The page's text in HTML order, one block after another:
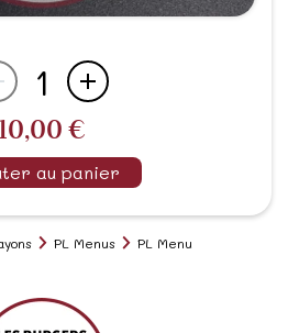
1
€
au panier
PL Menus PL Menu